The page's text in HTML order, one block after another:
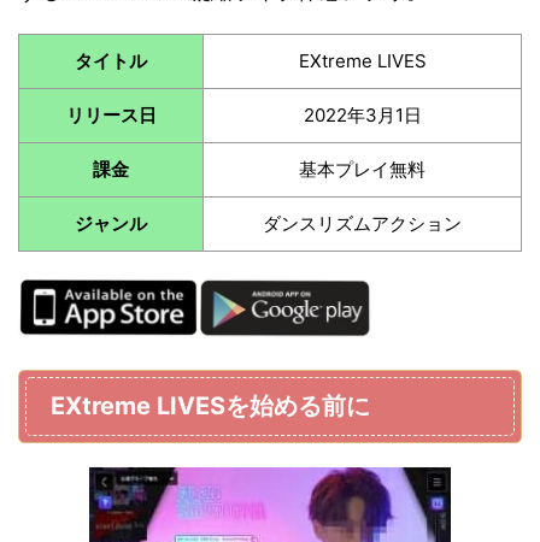
タイトル EXtreme LIVES
リリース日 2022年3月1日
課金 基本プレイ無料
ジャンル ダンスリズムアクション
EXtreme LIVESを始める前に